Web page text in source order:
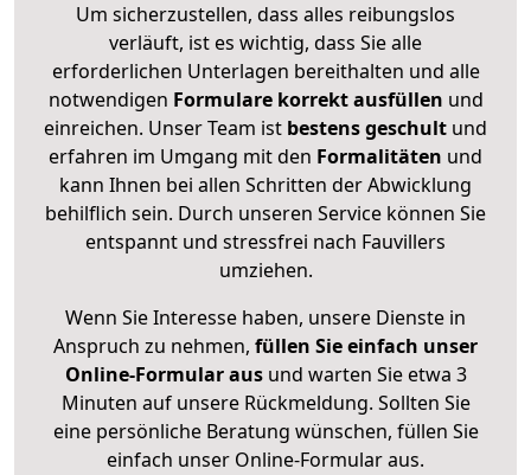
Um sicherzustellen, dass alles reibungslos
verläuft, ist es wichtig, dass Sie alle
erforderlichen Unterlagen bereithalten und alle
notwendigen Formulare korrekt ausfüllen und
einreichen. Unser Team ist bestens geschult und
erfahren im Umgang mit den Formalitäten und
kann Ihnen bei allen Schritten der Abwicklung
behilflich sein. Durch unseren Service können Sie
entspannt und stressfrei nach Fauvillers
umziehen.
Wenn Sie Interesse haben, unsere Dienste in
Anspruch zu nehmen, füllen Sie einfach unser
Online-Formular ausund warten Sie etwa 3
Minuten auf unsere Rückmeldung. Sollten Sie
eine persönliche Beratung wünschen, füllen Sie
einfach unser Online-Formular aus.